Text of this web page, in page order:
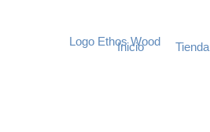
Inicio Tienda